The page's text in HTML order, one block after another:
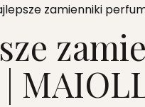
zamienniki